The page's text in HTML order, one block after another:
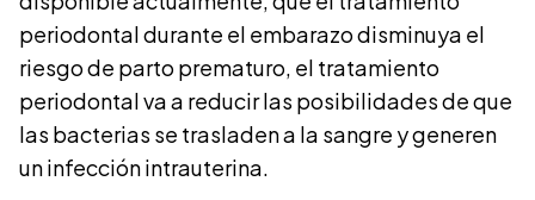
periodontal durante el embarazo disminuya el
riesgo de parto prematuro, el tratamiento
periodontal va a reducir las posibilidades de que
las bacterias se trasladen a la sangre y generen
un infección intrauterina.